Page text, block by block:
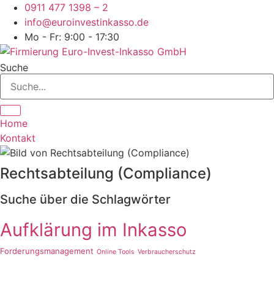
Zum
Inhalt
springen
0911 477 1398 – 2
info@euroinvestinkasso.de
Mo - Fr: 9:00 - 17:30
Suche
Home
Kontakt
Rechtsabteilung (Compliance)
Suche über die Schlagwörter
Aufklärung im Inkasso
Forderungsmanagement Online Tools Verbraucherschutz